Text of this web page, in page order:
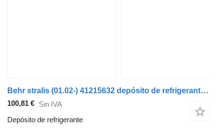
Behr stralis (01.02-) 41215632 depósito de refrigerante para IVECO Stralis, Trakker (2002-) cabeza tractora
100,81 € Sin IVA
Depósito de refrigerante